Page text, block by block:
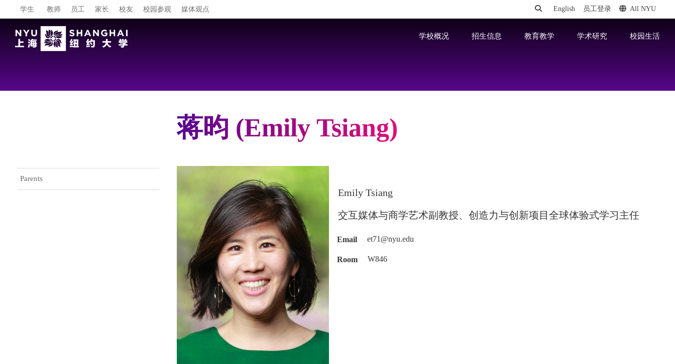
学生 教师 员工 家长 校友 校园参观 媒体观点 English 员工登录 All NYU
学校概况 招生信息 教育教学 学术研究 校园生活
Gateway Menu
Parents
蒋昀 (Emily Tsiang)
Emily Tsiang
交互媒体与商学艺术副教授、创造力与创新项目全球体验式学习主任
Email et71@nyu.edu
Room W846